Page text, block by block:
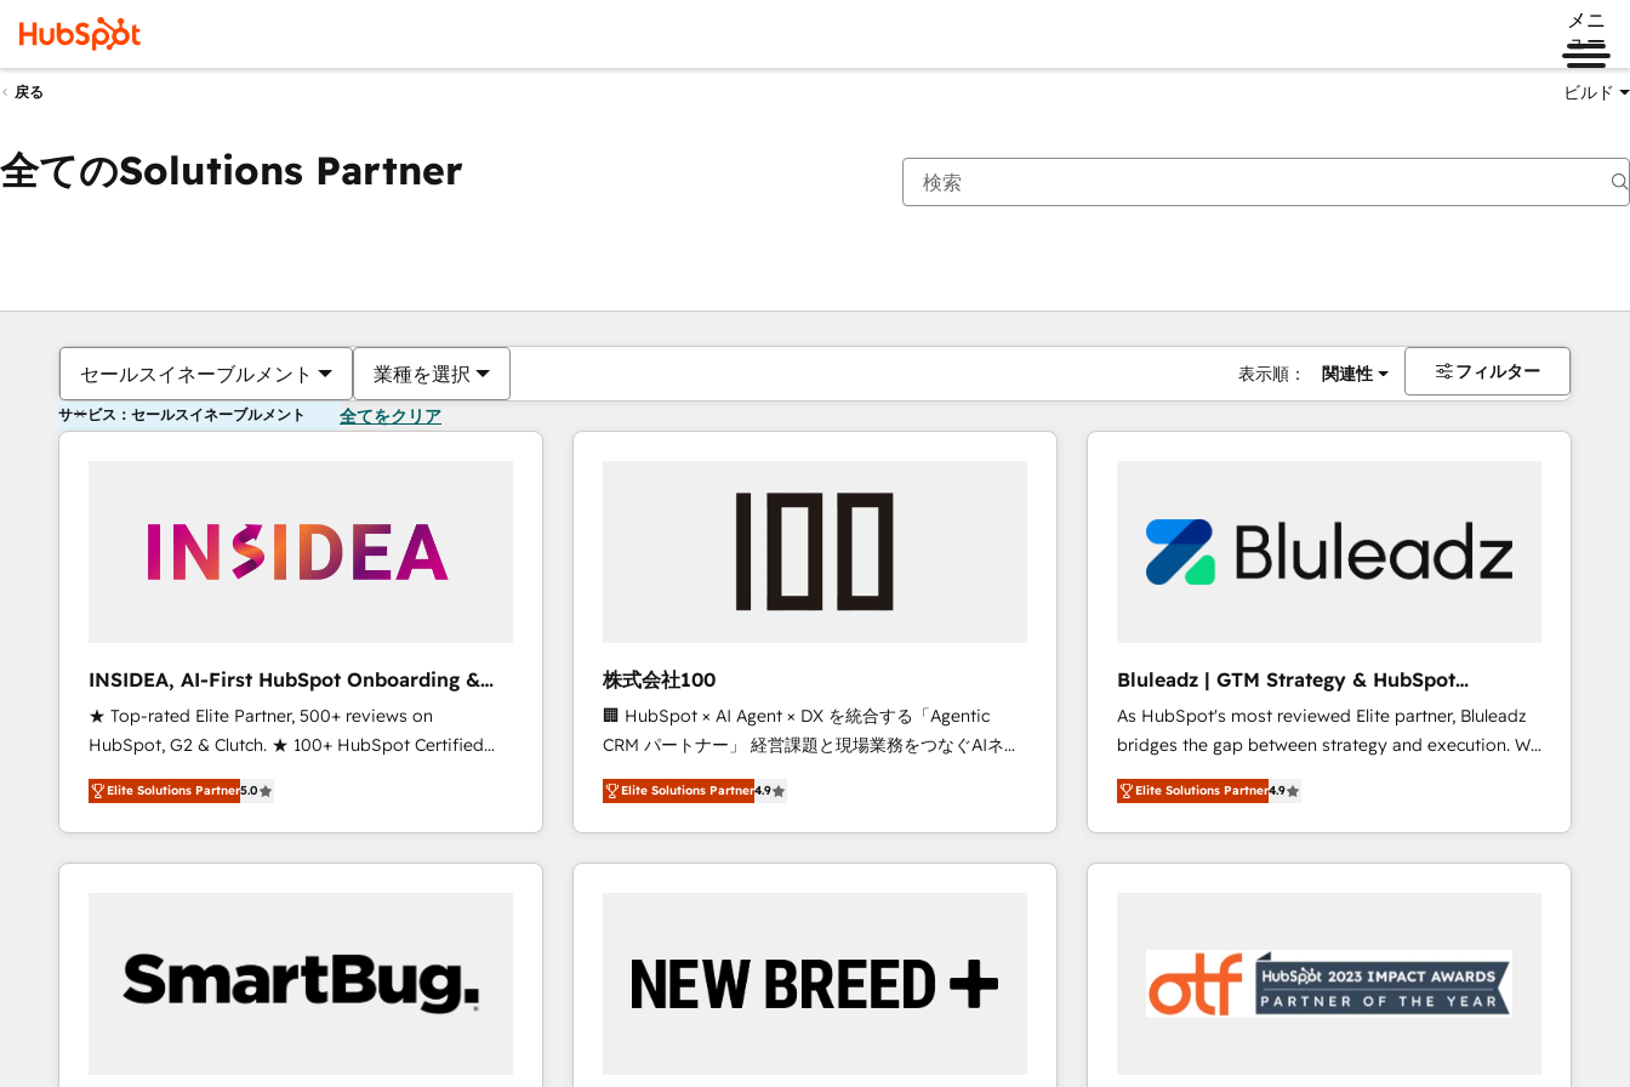
メニ
ュー
戻る ビルド
全てのSolutions Partner
セールスイネーブルメント 業種を選択 表示順： 関連性 フィルター
サービス：セールスイネーブルメント 全てをクリア
INSIDEA, AI-First HubSpot Onboarding &
RevOps
★ Top-rated Elite Partner, 500+ reviews on
HubSpot, G2 & Clutch. ★ 100+ HubSpot Certified
Experts & Trainers across the team ★ 1,500+
implementations across five continents ★ AI-First,
RevOps-led, Onboarding obsessed ★ Company of
the Year 2024/25 INSIDEA helps growing companies
workflows that drive adoption from week one, in
your time zone. What we do ➤ Onboarding: Live in
weeks, with workflows built around your business,
Elite Solutions Partner5.0
株式会社100
🏢 HubSpot × AI Agent × DX を統合する「Agentic
CRM パートナー」 経営課題と現場業務をつなぐAIネイ
ティブ・エージェンシーとして、HubSpot Eliteの実装
力で顧客フロント業務を再設計します。 💡 100inc は何
をする会社か？ HubSpotを共通基盤に、AIエージェン
トを組み込んだ顧客フロント業務（マーケティング・営
を、CRMを軸とした全社共通基盤に再構築します。意
思決定者・PMO・現場担当者に並走します。 1️⃣
Elite Solutions Partner4.9
Bluleadz | GTM Strategy & HubSpot
Implementation
As HubSpot's most reviewed Elite partner, Bluleadz
bridges the gap between strategy and execution. We
don't just "set up tools" — we install the GTM
Operating System (GTM OS) to align your leadership
and engineer a portal that drives predictable
revenue velocity. 🚀 GTM Strategy & Alignment
"accelerating a mess." ⚙️ Elite Engineering & AI
Scalable Architecture: Zero-technical-debt setup
across all Hubs, validated by our 7 HubSpot
Elite Solutions Partner4.9
現在の場所ページ
ページページページページページページページページページページ